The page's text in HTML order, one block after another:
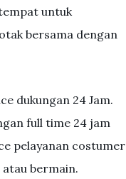
tеmраt untuk
bersama dengan
dukungan 24 Jam.
full time 24 jam
pelayanan costumer
bermain.